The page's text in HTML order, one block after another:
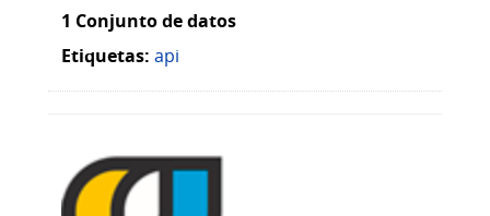
1 Conjunto de datos
Etiquetas: api